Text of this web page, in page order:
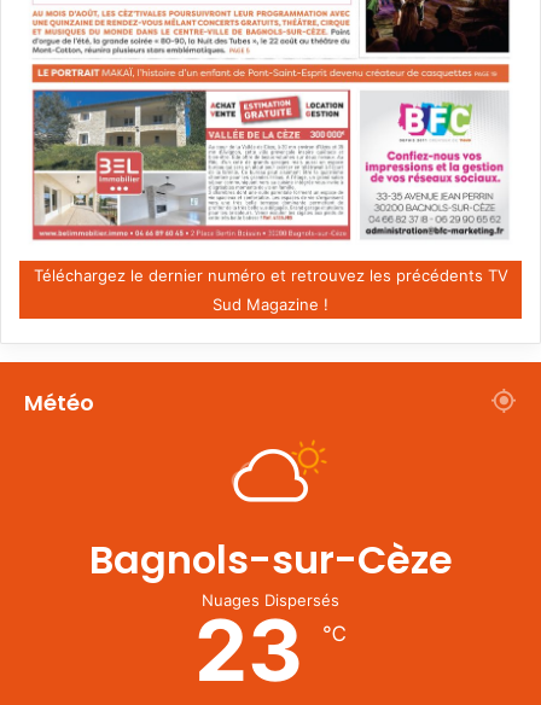
Téléchargez le dernier numéro et retrouvez les précédents TV
Sud Magazine !
Météo
Bagnols-sur-Cèze
Nuages Dispersés
23 ℃